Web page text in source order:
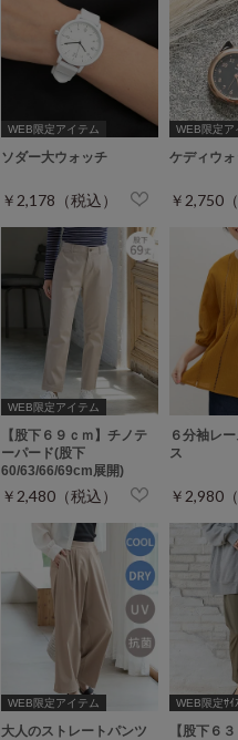
WEB限定アイテム
ソダー大ウォッチ
￥2,178（税込）
WEB限定ア
ケディウ
￥2,750
WEB限定アイテム
【股下６９ｃｍ】チノテ
ーパード(股下
60/63/66/69cm展開)
￥2,480（税込）
６分袖レ
ス
￥2,980
WEB限定アイテム
大人のストレートパンツ
WEB限定ｻｲ
【股下６